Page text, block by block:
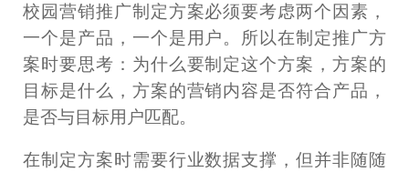
校园营销推广制定方案必须要考虑两个因素，
一个是产品，一个是用户。所以在制定推广方
案时要思考：为什么要制定这个方案，方案的
目标是什么，方案的营销内容是否符合产品，
是否与目标用户匹配。
在制定方案时需要行业数据支撑，但并非随随